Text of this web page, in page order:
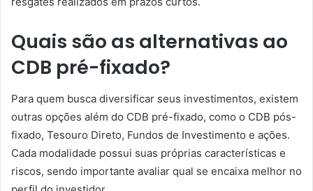
Quais são as alternativas ao
CDB pré-fixado?
Para quem busca diversificar seus investimentos, existem
outras opções além do CDB pré-fixado, como o CDB pós-
fixado, Tesouro Direto, Fundos de Investimento e ações.
Cada modalidade possui suas próprias características e
riscos, sendo importante avaliar qual se encaixa melhor no